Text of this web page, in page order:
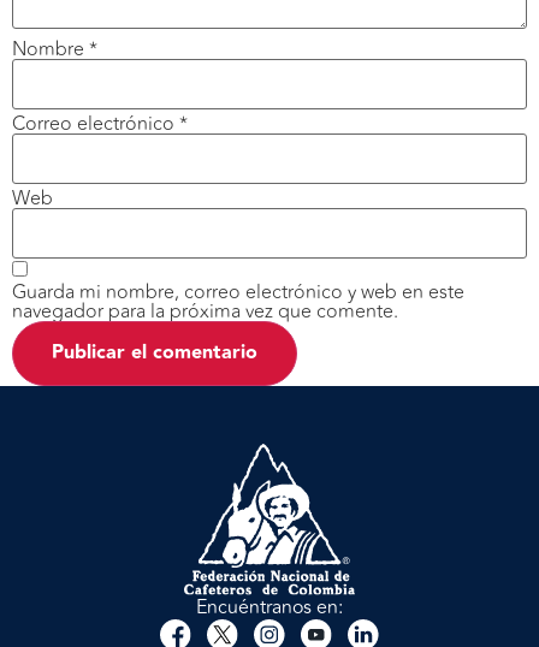
Nombre *
Correo electrónico *
Web
Guarda mi nombre, correo electrónico y web en este
navegador para la próxima vez que comente.
Encuéntranos en: